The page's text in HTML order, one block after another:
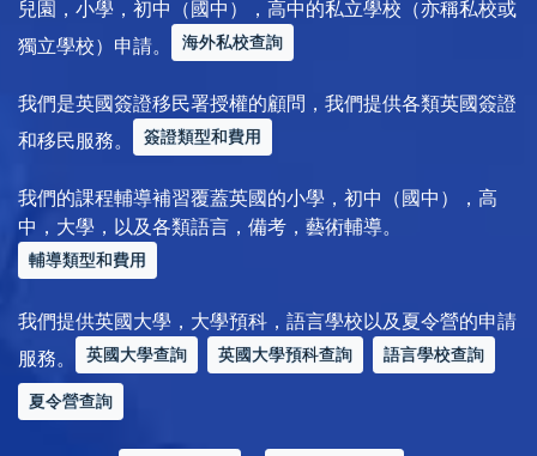
兒園，小學，初中（國中），高中的私立學校（亦稱私校或
獨立學校）申請。
海外私校查詢
我們是英國簽證移民署授權的顧問，我們提供各類英國簽證
和移民服務。
簽證類型和費用
我們的課程輔導補習覆蓋英國的小學，初中（國中），高
中，大學，以及各類語言，備考，藝術輔導。
輔導類型和費用
我們提供英國大學，大學預科，語言學校以及夏令營的申請
服務。
英國大學查詢 英國大學預科查詢 語言學校查詢
夏令營查詢